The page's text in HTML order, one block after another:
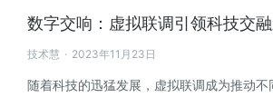
数字交响：虚拟联调引领科技交
技术慧 2023年11月23日
随着科技的迅猛发展，虚拟联调成为推动不